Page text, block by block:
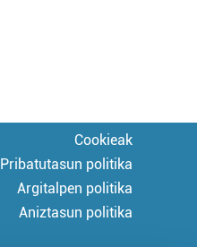
Cookieak
Pribatutasun politika
Argitalpen politika
Aniztasun politika